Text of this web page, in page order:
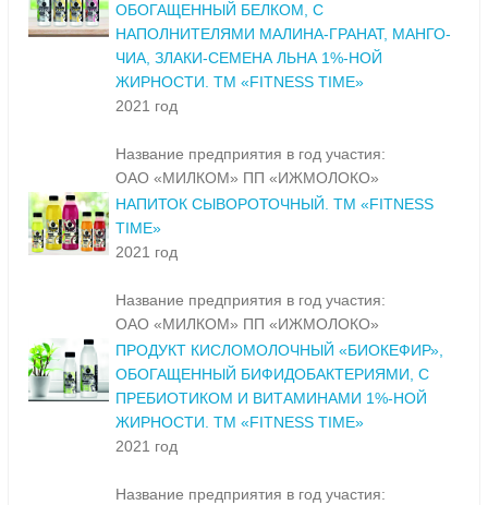
ОБОГАЩЕННЫЙ БЕЛКОМ, С
НАПОЛНИТЕЛЯМИ МАЛИНА-ГРАНАТ, МАНГО-
ЧИА, ЗЛАКИ-СЕМЕНА ЛЬНА 1%-НОЙ
ЖИРНОСТИ. ТМ «FITNESS TIME»
2021 год
Название предприятия в год участия:
ОАО «МИЛКОМ» ПП «ИЖМОЛОКО»
НАПИТОК СЫВОРОТОЧНЫЙ. ТМ «FITNESS
TIME»
2021 год
Название предприятия в год участия:
ОАО «МИЛКОМ» ПП «ИЖМОЛОКО»
ПРОДУКТ КИСЛОМОЛОЧНЫЙ «БИОКЕФИР»,
ОБОГАЩЕННЫЙ БИФИДОБАКТЕРИЯМИ, С
ПРЕБИОТИКОМ И ВИТАМИНАМИ 1%-НОЙ
ЖИРНОСТИ. ТМ «FITNESS TIME»
2021 год
Название предприятия в год участия: